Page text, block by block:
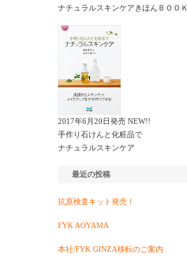
ナチュラルスキンケアきほんＢＯＯＫ
2017年6月20日発売 NEW!!
手作り石けんと化粧品で
ナチュラルスキンケア
最近の投稿
抗原検査キット発売！
FYK AOYAMA
本社/FYK GINZA移転のご案内